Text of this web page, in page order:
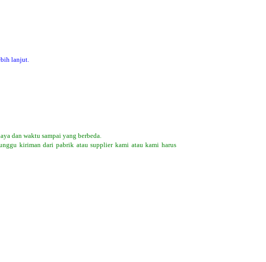
lanjut.
dan waktu sampai yang berbeda.
kiriman dari pabrik atau supplier kami atau kami harus